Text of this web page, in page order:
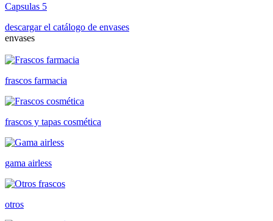
Capsulas 5
descargar el catálogo de envases
envases
frascos farmacia
frascos y tapas cosmética
gama airless
otros